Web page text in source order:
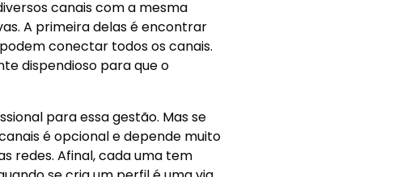
é possível divulgar,
mesmo pelo Instagram é
que essa rede é o segundo
usam WhatsApp e 89%
frequência é de 74% das
do Facebook não deve
todo dia para comunicação”,